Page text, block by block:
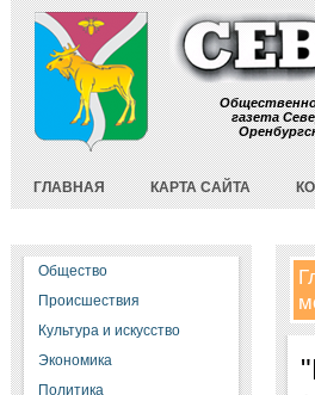
газета
ГЛАВНАЯ КАРТА САЙТА
Общество
Происшествия
Культура и искусство
Экономика
Политика